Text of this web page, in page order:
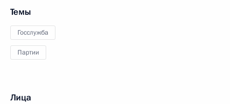
Темы
Госслужба
Партии
Лица